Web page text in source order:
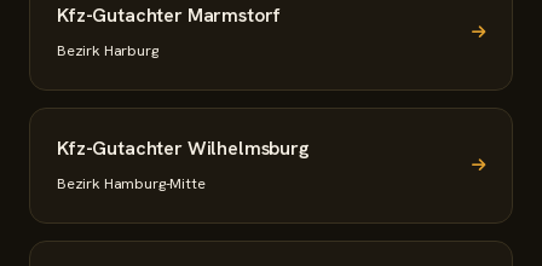
Kfz-Gutachter Marmstorf
Bezirk Harburg
Kfz-Gutachter Wilhelmsburg
Bezirk Hamburg-Mitte